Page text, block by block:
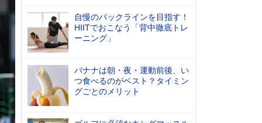
自慢のバックラインを目指す！
HIITでおこなう「背中徹底トレ
ーニング」
バナナは朝・夜・運動前後、い
つ食べるのがベスト？タイミン
グごとのメリット